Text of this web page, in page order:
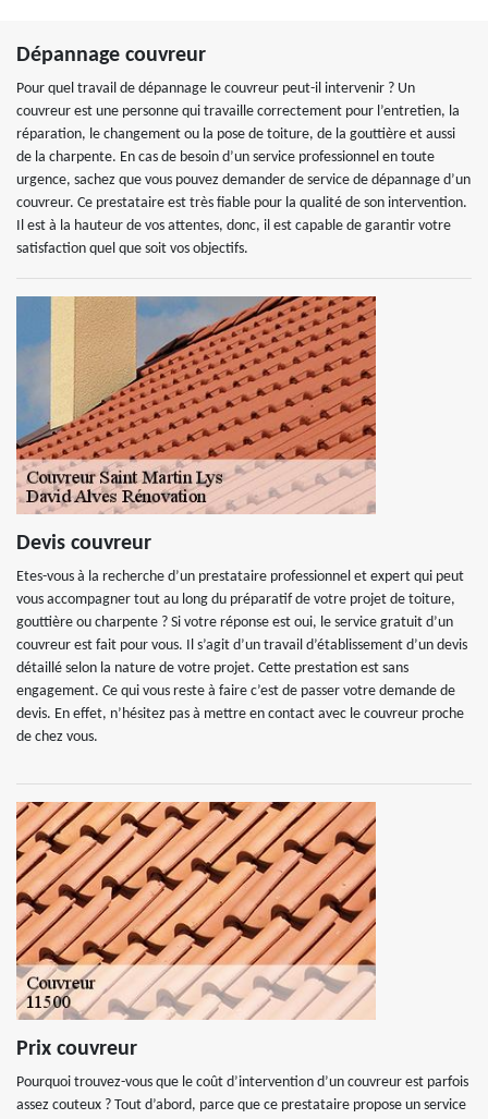
Dépannage couvreur
Pour quel travail de dépannage le couvreur peut-il intervenir ? Un
couvreur est une personne qui travaille correctement pour l’entretien, la
réparation, le changement ou la pose de toiture, de la gouttière et aussi
de la charpente. En cas de besoin d’un service professionnel en toute
urgence, sachez que vous pouvez demander de service de dépannage d’un
couvreur. Ce prestataire est très fiable pour la qualité de son intervention.
Il est à la hauteur de vos attentes, donc, il est capable de garantir votre
satisfaction quel que soit vos objectifs.
Devis couvreur
Etes-vous à la recherche d’un prestataire professionnel et expert qui peut
vous accompagner tout au long du préparatif de votre projet de toiture,
gouttière ou charpente ? Si votre réponse est oui, le service gratuit d’un
couvreur est fait pour vous. Il s’agit d’un travail d’établissement d’un devis
détaillé selon la nature de votre projet. Cette prestation est sans
engagement. Ce qui vous reste à faire c’est de passer votre demande de
devis. En effet, n’hésitez pas à mettre en contact avec le couvreur proche
de chez vous.
Prix couvreur
Pourquoi trouvez-vous que le coût d’intervention d’un couvreur est parfois
assez couteux ? Tout d’abord, parce que ce prestataire propose un service